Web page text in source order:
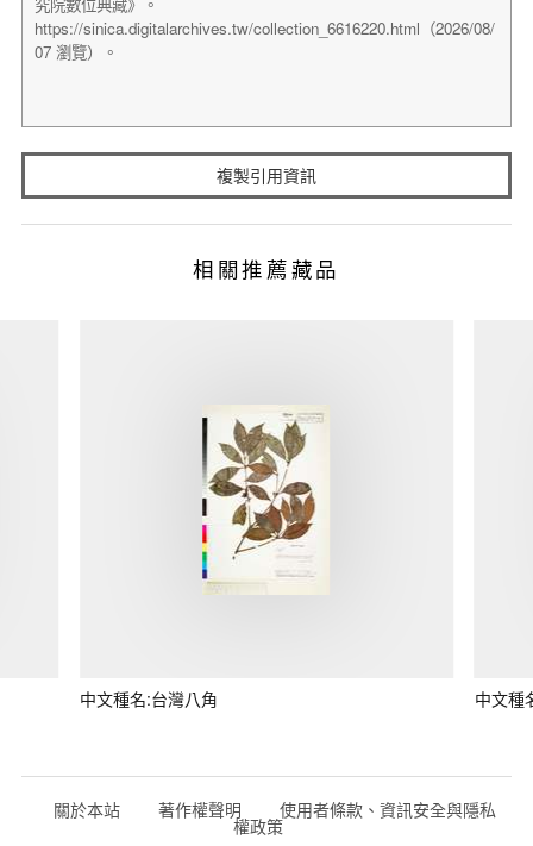
複製引用資訊
相關推薦藏品
中文種名:台灣八角 中文種
關於本站 著作權聲明 使用者條款、資訊安全與隱私
權政策